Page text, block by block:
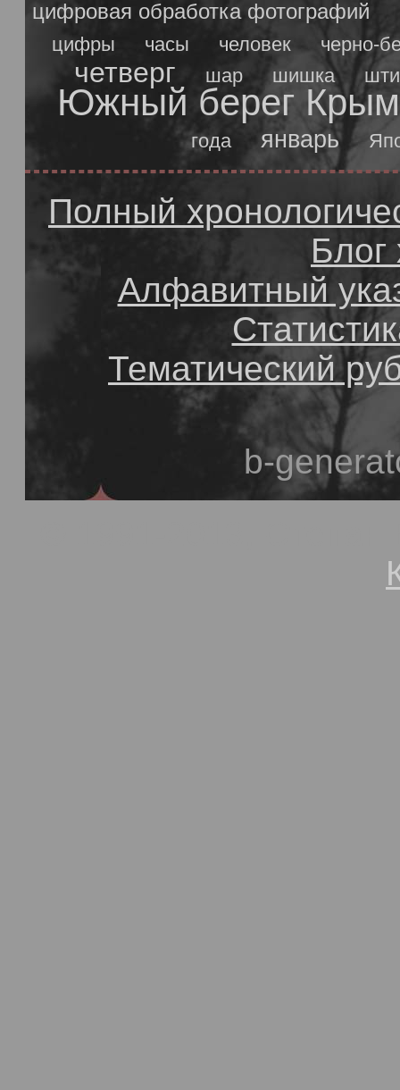
цифровая обработка фотографий
цифры часы человек черно-
четверг шар шишка
Южный берег
года январь
Полный
Блог
Алфавитный
Тематический
b-